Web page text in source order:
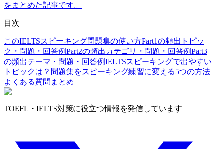
をまとめた記事です。
目次
このIELTSスピーキング問題集の使い方Part1の頻出トピッ
ク・問題・回答例Part2の頻出カテゴリ・問題・回答例Part3
の頻出テーマ・問題・回答例IELTSスピーキングで出やすい
トピックは？ 問題集をスピーキング練習に変える5つの方法
よくある質問 まとめ
TOEFL・IELTS対策に役立つ情報を発信しています